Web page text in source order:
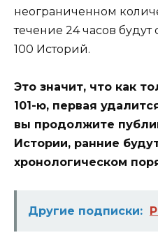
неограниченном
течение 24 часов
100 Историй.
Это значит, что как
101-ю, первая
вы продолжите
Истории, ранние
хронологическом
Другие подписки: